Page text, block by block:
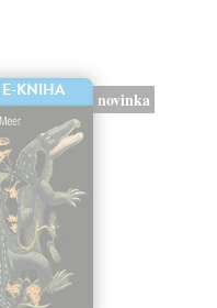
E-KNIHA novinka